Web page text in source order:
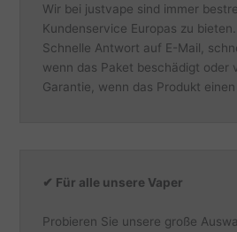
Wir bei justvape sind immer
Kundenservice Europas zu bieten.
Schnelle Antwort auf E-Mail,
wenn das Paket beschädigt oder
Garantie, wenn das Produkt einen
✔ Für alle unsere Vaper
Probieren Sie unsere große